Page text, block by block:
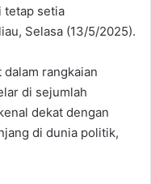
tetap setia
Selasa (13/5/2025).
rangkaian
di sejumlah
dekat dengan
di dunia politik,